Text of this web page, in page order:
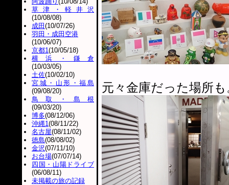
元々金庫だった場所も
草津・軽井沢
(10/08/08)
成田 (10/07/26)
羽田・成田空港
(10/06/07)
京都1(10/05/18)
横浜・鎌倉
(10/03/05)
土佐(10/02/10)
宮城・山形・福島
(09/08/20)
鳥取・島根
(09/03/20)
博多(08/12/06)
沖縄1(08/11/22)
名古屋(08/11/02)
徳島(08/08/02)
金沢(07/11/10)
お台場(07/07/14)
四国・山陽ドライブ
(06/08/11)
未掲載の旅の記録